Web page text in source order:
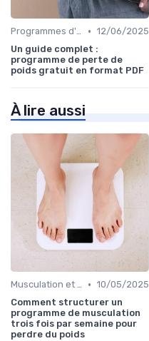
Programmes d'entraînement • 12/06/2025
Un guide complet :
programme de perte de
poids gratuit en format PDF
À lire aussi
Musculation et tonification • 10/05/2025
Comment structurer un
programme de musculation
trois fois par semaine pour
perdre du poids